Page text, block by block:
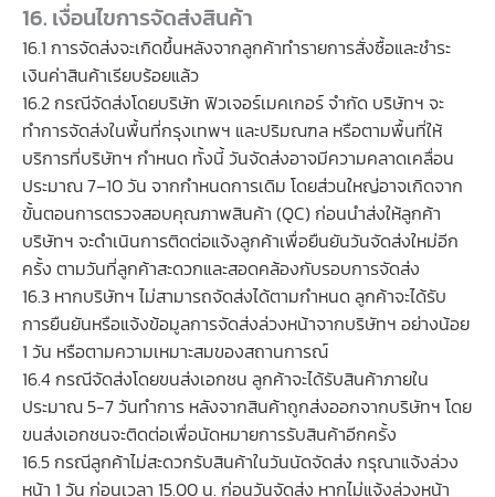
16. เงื่อนไขการจัดส่งสินค้า
16.1 การจัดส่งจะเกิดขึ้นหลังจากลูกค้าทำรายการสั่งซื้อและชำระ
เงินค่าสินค้าเรียบร้อยแล้ว
16.2 กรณีจัดส่งโดยบริษัท ฟิวเจอร์เมคเกอร์ จำกัด บริษัทฯ จะ
ทำการจัดส่งในพื้นที่กรุงเทพฯ และปริมณฑล หรือตามพื้นที่ให้
บริการที่บริษัทฯ กำหนด ทั้งนี้ วันจัดส่งอาจมีความคลาดเคลื่อน
ประมาณ 7–10 วัน จากกำหนดการเดิม โดยส่วนใหญ่อาจเกิดจาก
ขั้นตอนการตรวจสอบคุณภาพสินค้า (QC) ก่อนนำส่งให้ลูกค้า
บริษัทฯ จะดำเนินการติดต่อแจ้งลูกค้าเพื่อยืนยันวันจัดส่งใหม่อีก
ครั้ง ตามวันที่ลูกค้าสะดวกและสอดคล้องกับรอบการจัดส่ง
16.3 หากบริษัทฯ ไม่สามารถจัดส่งได้ตามกำหนด ลูกค้าจะได้รับ
การยืนยันหรือแจ้งข้อมูลการจัดส่งล่วงหน้าจากบริษัทฯ อย่างน้อย
1 วัน หรือตามความเหมาะสมของสถานการณ์
16.4 กรณีจัดส่งโดยขนส่งเอกชน ลูกค้าจะได้รับสินค้าภายใน
ประมาณ 5-7 วันทำการ หลังจากสินค้าถูกส่งออกจากบริษัทฯ โดย
ขนส่งเอกชนจะติดต่อเพื่อนัดหมายการรับสินค้าอีกครั้ง
16.5 กรณีลูกค้าไม่สะดวกรับสินค้าในวันนัดจัดส่ง กรุณาแจ้งล่วง
หน้า 1 วัน ก่อนเวลา 15.00 น. ก่อนวันจัดส่ง หากไม่แจ้งล่วงหน้า